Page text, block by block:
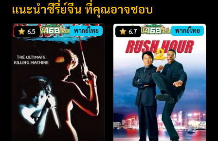
แนะนำซีรี่ย์จีน ที่คุณอาจชอบ
6.5 พากย์ไทย 6.7 พากย์ไทย